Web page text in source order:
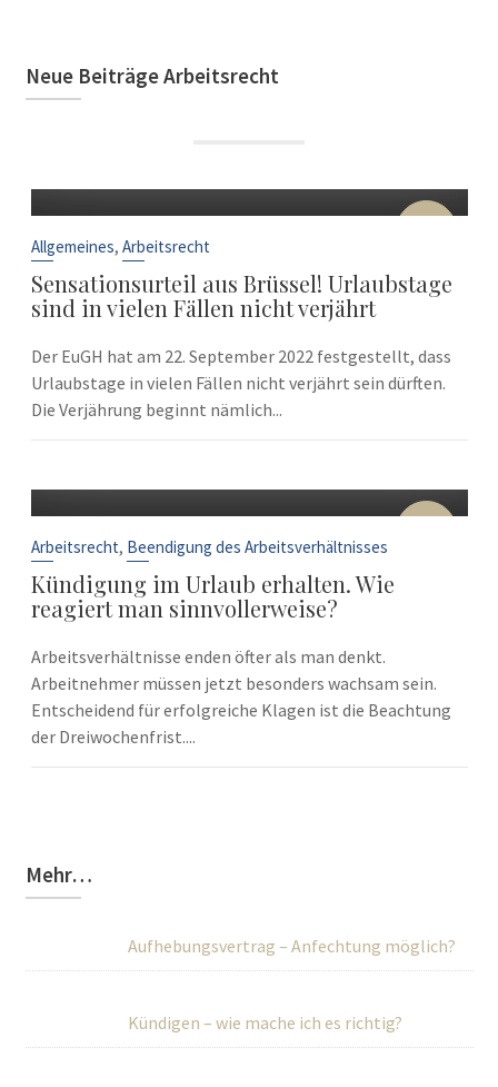
Neue Beiträge Arbeitsrecht
22
Allgemeines, Arbeitsrecht
Sensationsurteil aus Brüssel! Urlaubstage
sind in vielen Fällen nicht verjährt
Der EuGH hat am 22. September 2022 festgestellt, dass
Urlaubstage in vielen Fällen nicht verjährt sein dürften.
Die Verjährung beginnt nämlich...
10
Arbeitsrecht, Beendigung des Arbeitsverhältnisses
Kündigung im Urlaub erhalten. Wie
reagiert man sinnvollerweise?
Arbeitsverhältnisse enden öfter als man denkt.
Arbeitnehmer müssen jetzt besonders wachsam sein.
Entscheidend für erfolgreiche Klagen ist die Beachtung
der Dreiwochenfrist....
Mehr…
Aufhebungsvertrag – Anfechtung möglich?
Kündigen – wie mache ich es richtig?